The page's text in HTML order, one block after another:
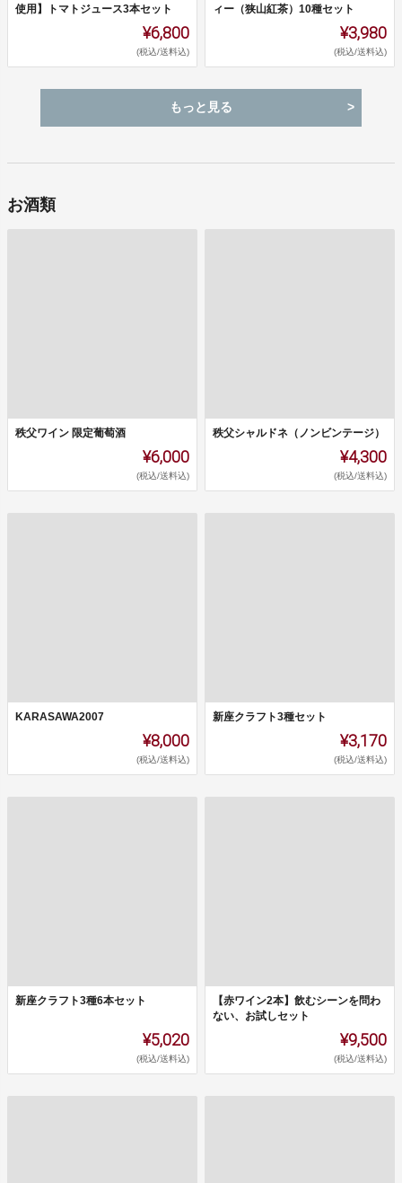
使用】トマトジュース3本セット
¥6,800
(税込/送料込)
ィー（狭山紅茶）10種セット
¥3,980
(税込/送料込)
もっと見る
お酒類
秩父ワイン 限定葡萄酒
¥6,000
(税込/送料込)
秩父シャルドネ（ノンビンテージ）
¥4,300
(税込/送料込)
KARASAWA2007
¥8,000
(税込/送料込)
新座クラフト3種セット
¥3,170
(税込/送料込)
新座クラフト3種6本セット
¥5,020
(税込/送料込)
【赤ワイン2本】飲むシーンを問わ
ない、お試しセット
¥9,500
(税込/送料込)